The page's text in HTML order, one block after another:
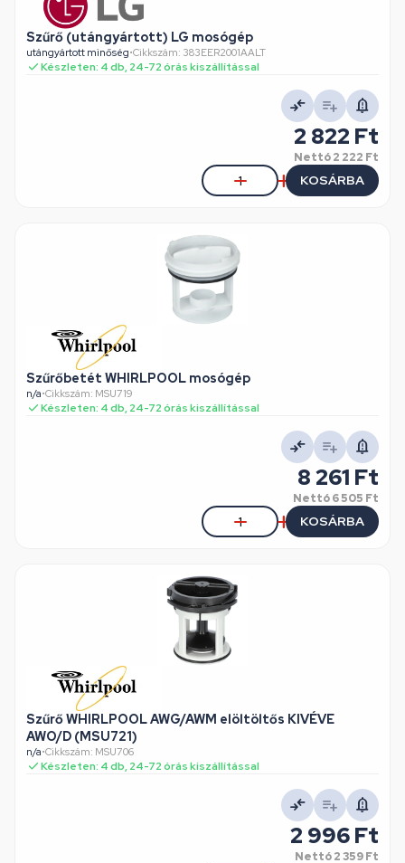
Szűrő (utángyártott) LG mosógép
utángyártott minőség•Cikkszám: 383EER2001AALT
Készleten: 4 db, 24-72 órás kiszállítással
2 822 Ft
Nettó2 222 Ft
KOSÁRBA
Szűrőbetét WHIRLPOOL mosógép
n/a•Cikkszám: MSU719
Készleten: 4 db, 24-72 órás kiszállítással
8 261 Ft
Nettó6 505 Ft
KOSÁRBA
Szűrő WHIRLPOOL AWG/AWM elöltöltős KIVÉVE
AWO/D (MSU721)
n/a•Cikkszám: MSU706
Készleten: 4 db, 24-72 órás kiszállítással
2 996 Ft
Nettó2 359 Ft